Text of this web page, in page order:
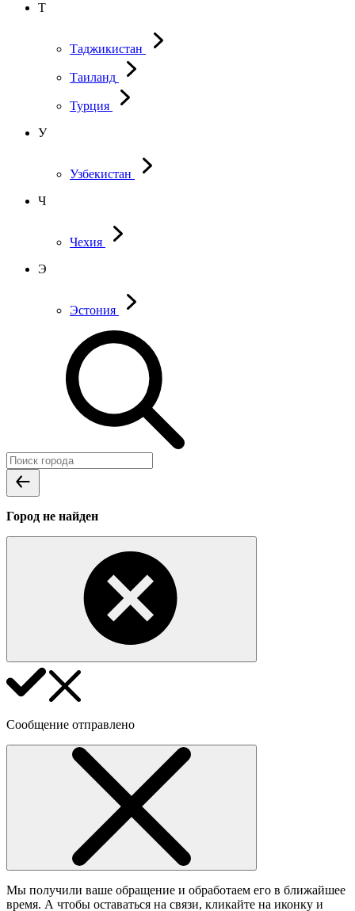
Т
Таджикистан
Таиланд
Турция
У
Узбекистан
Ч
Чехия
Э
Эстония
Город не найден
Сообщение отправлено
Мы получили ваше обращение и обработаем его в ближайшее
время. А чтобы оставаться на связи, кликайте на иконку и